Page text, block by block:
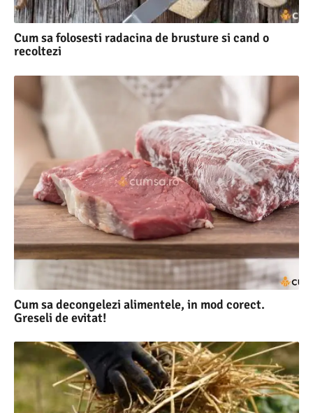
Cum sa folosesti radacina de brusture si cand o
recoltezi
Cum sa decongelezi alimentele, in mod corect.
Greseli de evitat!